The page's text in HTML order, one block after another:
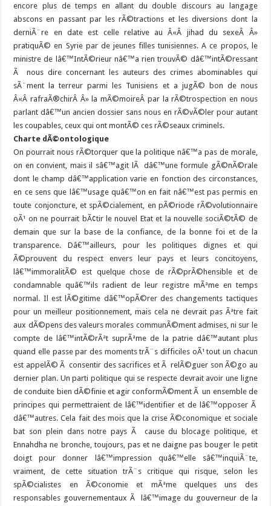
encore plus de temps en allant du double discours au langage
abscons en passant par les rÃ©tractions et les diversions dont la
derniÃ¨re en date est celle relative au Â«Â jihad du sexeÂ Â»
pratiquÃ© en Syrie par de jeunes filles tunisiennes. A ce propos, le
ministre de lâ€™IntÃ©rieur nâ€™a rien trouvÃ© dâ€™intÃ©ressant
Ã nous dire concernant les auteurs des crimes abominables qui
sÃ¨ment la terreur parmi les Tunisiens et a jugÃ© bon de nous
Â«Â rafraÃ®chirÂ Â» la mÃ©moireÂ par la rÃ©trospection en nous
parlant dâ€™un ancien dossier sans nous en rÃ©vÃ©ler pour autant
les coupables, ceux qui ont montÃ© ces rÃ©seaux criminels.
Charte dÃ©ontologique
On pourrait nous rÃ©torquer que la politique nâ€™a pas de morale,
on en convient, mais il sâ€™agit lÃ dâ€™une formule gÃ©nÃ©rale
dont le champ dâ€™application varie en fonction des circonstances,
en ce sens que lâ€™usage quâ€™on en fait nâ€™est pas permis en
toute conjoncture, et spÃ©cialement, en pÃ©riode rÃ©volutionnaire
oÃ¹ on ne pourrait bÃ¢tir le nouvel Etat et la nouvelle sociÃ©tÃ© de
demain que sur la base de la confiance, de la bonne foi et de la
transparence. Dâ€™ailleurs, pour les politiques dignes et qui
Ã©prouvent du respect envers leur pays et leurs concitoyens,
lâ€™immoralitÃ© est quelque chose de rÃ©prÃ©hensible et de
condamnable quâ€™ils radient de leur registre mÃªme en temps
normal. Il est lÃ©gitime dâ€™opÃ©rer des changements tactiques
pour un meilleur positionnement, mais cela ne devrait pas Ãªtre fait
aux dÃ©pens des valeurs morales communÃ©ment admises, ni sur le
compte de lâ€™intÃ©rÃªt suprÃªme de la patrie dâ€™autant plus
quand elle passe par des moments trÃ¨s difficiles oÃ¹ tout un chacun
est appelÃ© Ã consentir des sacrifices et Ã relÃ©guer son Ã©go au
dernier plan. Un parti politique qui se respecte devrait avoir une ligne
de conduite bien dÃ©finie et agir conformÃ©ment Ã un ensemble de
principes qui permettraient de lâ€™identifier et de lâ€™opposer Ã
dâ€™autres. Cela fait des mois que la crise Ã©conomique et sociale
bat son plein dans notre pays Ã cause du blocage politique, et
Ennahdha ne bronche, toujours, pas et ne daigne pas bouger le petit
doigt pour donner lâ€™impression quâ€™elle sâ€™inquiÃ¨te,
vraiment, de cette situation trÃ¨s critique qui risque, selon les
spÃ©cialistes en Ã©conomie et mÃªme quelques uns des
responsables gouvernementaux Ã lâ€™image du gouverneur de la